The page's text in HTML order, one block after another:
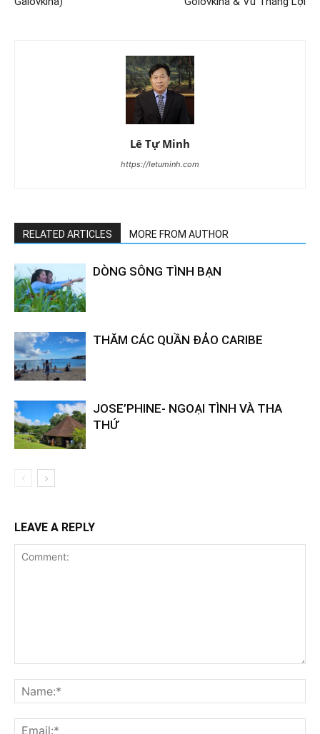
Lê Tự Minh
https://letuminh.com
RELATED ARTICLES MORE FROM AUTHOR
DÒNG SÔNG TÌNH BẠN
THĂM CÁC QUẦN ĐẢO CARIBE
JOSE’PHINE- NGOẠI TÌNH VÀ THA
THỨ
LEAVE A REPLY